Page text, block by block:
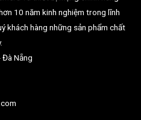
10 năm kinh nghiệm trong lĩnh
khách hàng những sản phẩm chất
Nẵng